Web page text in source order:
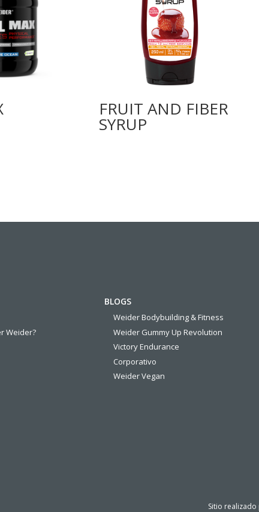
FRUIT AND FIBER
SYRUP
Weider?
BLOGS
Weider Bodybuilding & Fitness
Weider Gummy Up Revolution
Victory Endurance
Corporativo
Weider Vegan
Sitio